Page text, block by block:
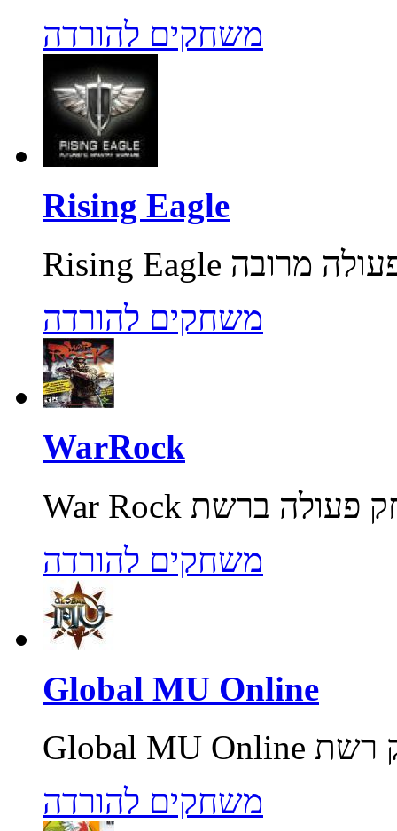
משחקים להורדה
Rising Eagle
משחקים להורדה
WarRock
משחקים להורדה
Global MU Online
משחקים להורדה